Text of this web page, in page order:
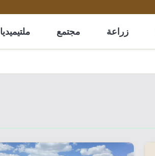
زراعة مجتمع ملتيميديا